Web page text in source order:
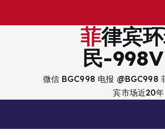
菲律宾环球移
民-
微信 BGC998 电报 @BGC998
宾市场近20年